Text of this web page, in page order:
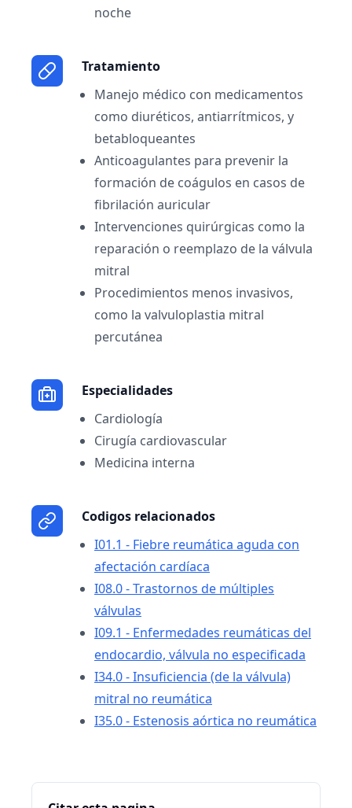
noche
Tratamiento
Manejo médico con medicamentos
como diuréticos, antiarrítmicos, y
betabloqueantes
Anticoagulantes para prevenir la
formación de coágulos en casos de
fibrilación auricular
Intervenciones quirúrgicas como la
reparación o reemplazo de la válvula
mitral
Procedimientos menos invasivos,
como la valvuloplastia mitral
percutánea
Especialidades
Cardiología
Cirugía cardiovascular
Medicina interna
Codigos relacionados
I01.1 - Fiebre reumática aguda con
afectación cardíaca
I08.0 - Trastornos de múltiples
válvulas
I09.1 - Enfermedades reumáticas del
endocardio, válvula no especificada
I34.0 - Insuficiencia (de la válvula)
mitral no reumática
I35.0 - Estenosis aórtica no reumática